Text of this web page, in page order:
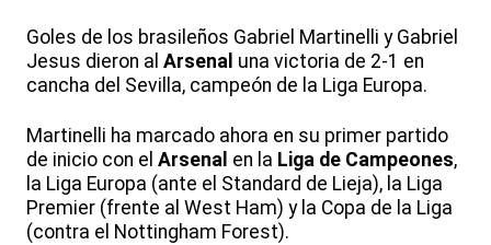
Goles de los brasileños Gabriel Martinelli y Gabriel
Jesus dieron al Arsenal una victoria de 2-1 en
cancha del Sevilla, campeón de la Liga Europa.
Martinelli ha marcado ahora en su primer partido
de inicio con el Arsenal en la Liga de Campeones,
la Liga Europa (ante el Standard de Lieja), la Liga
Premier (frente al West Ham) y la Copa de la Liga
(contra el Nottingham Forest).